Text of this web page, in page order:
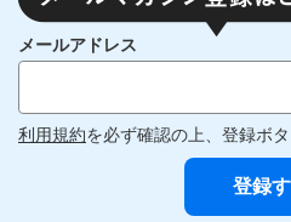
メールアドレス
利用規約を必ず確認の上、登録ボ